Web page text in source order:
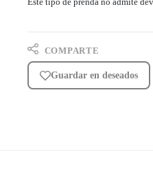
COMPARTE
Guardar en deseados